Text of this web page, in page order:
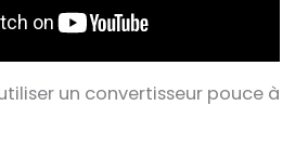
un convertisseur pouce à